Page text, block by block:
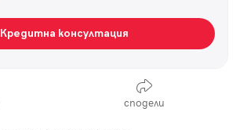
Кредитна консултация
сподели